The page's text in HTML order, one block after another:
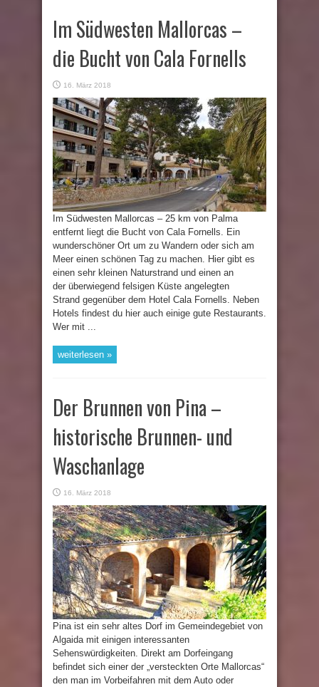
Im Südwesten Mallorcas –
die Bucht von Cala Fornells
16. März 2018
Im Südwesten Mallorcas – 25 km von Palma
entfernt liegt die Bucht von Cala Fornells. Ein
wunderschöner Ort um zu Wandern oder sich am
Meer einen schönen Tag zu machen. Hier gibt es
einen sehr kleinen Naturstrand und einen an
der überwiegend felsigen Küste angelegten
Strand gegenüber dem Hotel Cala Fornells. Neben
Hotels findest du hier auch einige gute Restaurants.
Wer mit ...
weiterlesen »
Der Brunnen von Pina –
historische Brunnen- und
Waschanlage
16. März 2018
Pina ist ein sehr altes Dorf im Gemeindegebiet von
Algaida mit einigen interessanten
Sehenswürdigkeiten. Direkt am Dorfeingang
befindet sich einer der „versteckten Orte Mallorcas“
den man im Vorbeifahren mit dem Auto oder